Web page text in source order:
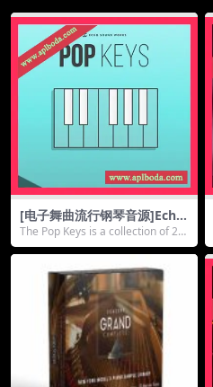
[电子舞曲流行钢琴音源]Echo
Sound Works Pop Keys [K
ONTAKT]（1.92Gb）
The Pop Keys is a collection of 20
piano...